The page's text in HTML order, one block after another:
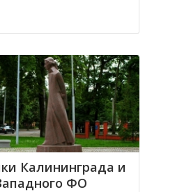
поэтому летом
отдохнуть
Калининграда и
ФО